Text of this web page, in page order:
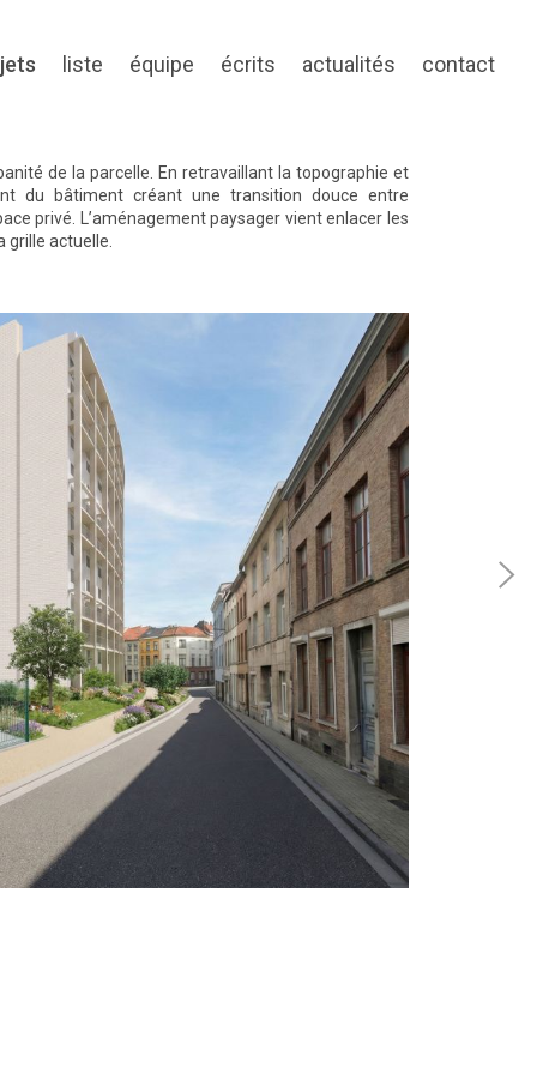
liste équipe écrits actualités contact
de la parcelle. En retravaillant la topographie et
du bâtiment créant une transition douce entre
privé. L’aménagement paysager vient enlacer les
grille actuelle.